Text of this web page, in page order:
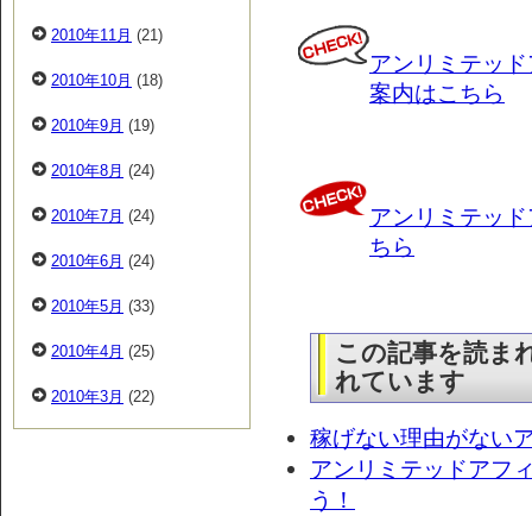
アンリミテッ
案内はこちら
アンリミテッ
ちら
この記事を読ま
れています
稼げない理由がない
アンリミテッドアフ
う！
2010年11月 (21)
2010年10月 (18)
2010年9月 (19)
2010年8月 (24)
2010年7月 (24)
2010年6月 (24)
2010年5月 (33)
2010年4月 (25)
2010年3月 (22)